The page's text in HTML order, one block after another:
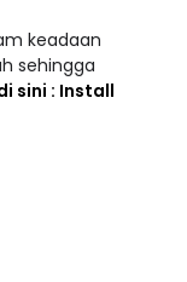
keadaan
sehingga
sini : Install